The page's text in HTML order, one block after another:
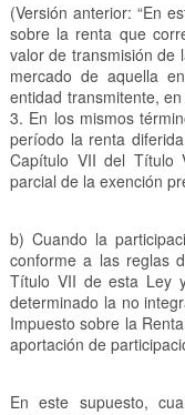
(Versión anterior: “En
sobre la renta que
valor de transmisión de
mercado de aquella
entidad transmitente,
3. En los mismos
período la renta
Capítulo VII del Título
parcial de la exención
b) Cuando la
conforme a las reglas
Título VII de esta Ley
determinado la no
Impuesto sobre la
aportación de
En este supuesto,